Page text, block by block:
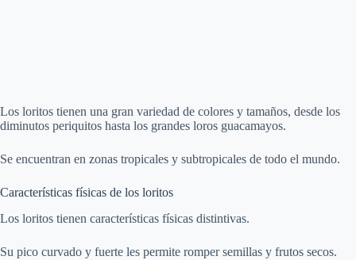
Los loritos tienen una gran variedad de colores y tamaños, desde los
diminutos periquitos hasta los grandes loros guacamayos.
Se encuentran en zonas tropicales y subtropicales de todo el mundo.
Características físicas de los loritos
Los loritos tienen características físicas distintivas.
Su pico curvado y fuerte les permite romper semillas y frutos secos.